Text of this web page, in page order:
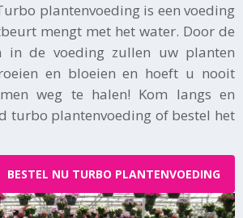
plantenvoeding is een voeding
mengt met het water. Door de
in de voeding zullen uw planten
en bloeien en hoeft u nooit
weg te halen! Kom langs en
turbo plantenvoeding of bestel het
BESTEL NU TURBO PLANTENVOEDING